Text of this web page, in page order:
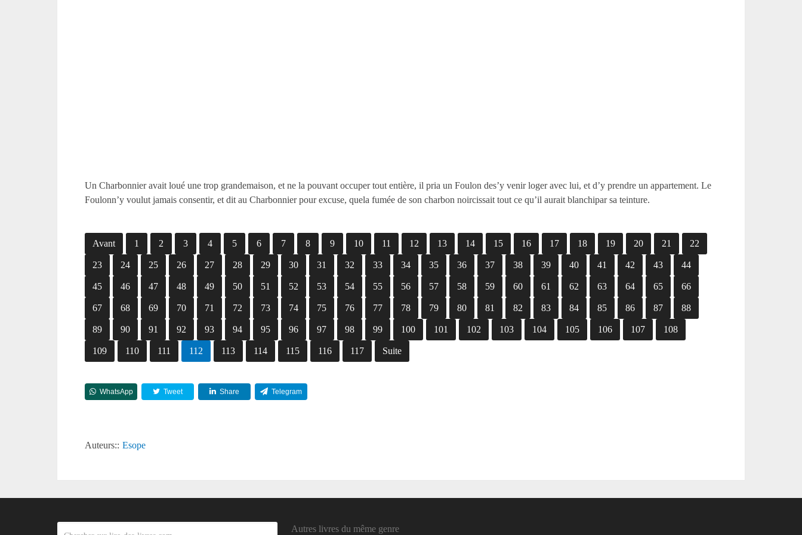
Un Charbonnier avait loué une trop grandemaison, et ne la pouvant occuper tout entière, il pria un Foulon des’y venir loger avec lui, et d’y prendre un appartement. Le
Foulonn’y voulut jamais consentir, et dit au Charbonnier pour excuse, quela fumée de son charbon noircissait tout ce qu’il aurait blanchipar sa teinture.
Avant 1 2 3 4 5 6 7 8 9 10 11 12 13 14 15 16 17 18 19 20 21 22
23 24 25 26 27 28 29 30 31 32 33 34 35 36 37 38 39 40 41 42 43 44
45 46 47 48 49 50 51 52 53 54 55 56 57 58 59 60 61 62 63 64 65 66
67 68 69 70 71 72 73 74 75 76 77 78 79 80 81 82 83 84 85 86 87 88
89 90 91 92 93 94 95 96 97 98 99 100 101 102 103 104 105 106 107 108
109 110 111 112 113 114 115 116 117 Suite
WhatsApp Tweet Share Telegram
Auteurs:: Esope
Autres livres du même genre